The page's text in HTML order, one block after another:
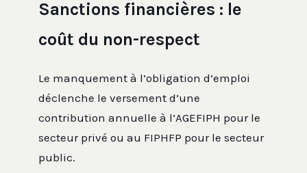
Sanctions financières : le
coût du non-respect
Le manquement à l’obligation d’emploi
déclenche le versement d’une
contribution annuelle à l’AGEFIPH pour le
secteur privé ou au FIPHFP pour le secteur
public.